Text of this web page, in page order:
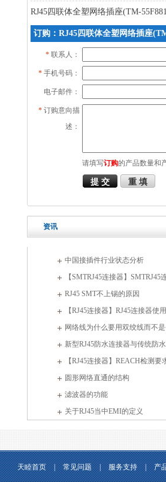
RJ45四联体全塑网络插座(TM-
订购：RJ45四联体全塑网络插座
* 联系人：
* 手机号码：
电子邮件：
* 订购意向描
述：
请填写订购的产品数量和
资讯
中国接插件行业状态分析
【SMTRJ45连接器】SMTRJ45
RJ45 SMT不上锡的原因
【RJ45连接器】RJ45连接器使
网络线为什么要用双绞线而不
新型RJ45防水连接器与传统防
【RJ45连接器】REACH检测要
圆形网络直通的结构
滤波器的功能
关于RJ45当中EMI的定义
天睦首页 | 常见问题 | 服务支持 | 产